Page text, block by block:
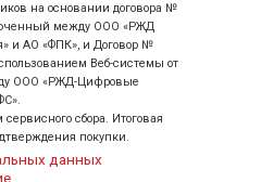
на основании договора №
между ООО «РЖД
и АО «ФПК», и Договор №
Веб-системы от
ООО «РЖД-Цифровые
сбора. Итоговая
покупки.
данных